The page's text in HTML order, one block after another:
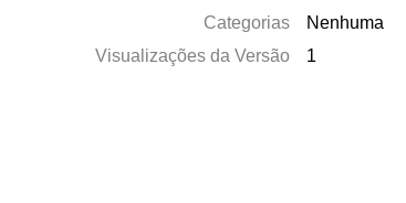
Categorias
Nenhuma
Visualizações da Versão
1